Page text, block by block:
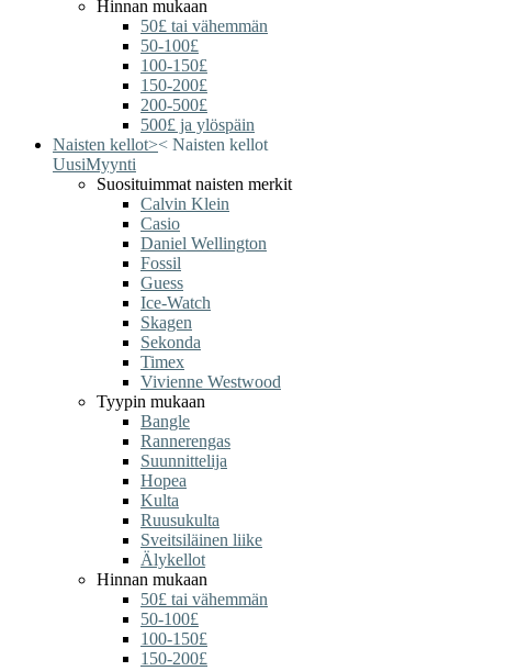
Hinnan mukaan
50£ tai vähemmän
50-100£
100-150£
150-200£
200-500£
500£ ja ylöspäin
Naisten kellot>< Naisten kellot
UusiMyynti
Suosituimmat naisten merkit
Calvin Klein
Casio
Daniel Wellington
Fossil
Guess
Ice-Watch
Skagen
Sekonda
Timex
Vivienne Westwood
Tyypin mukaan
Bangle
Rannerengas
Suunnittelija
Hopea
Kulta
Ruusukulta
Sveitsiläinen liike
Älykellot
Hinnan mukaan
50£ tai vähemmän
50-100£
100-150£
150-200£